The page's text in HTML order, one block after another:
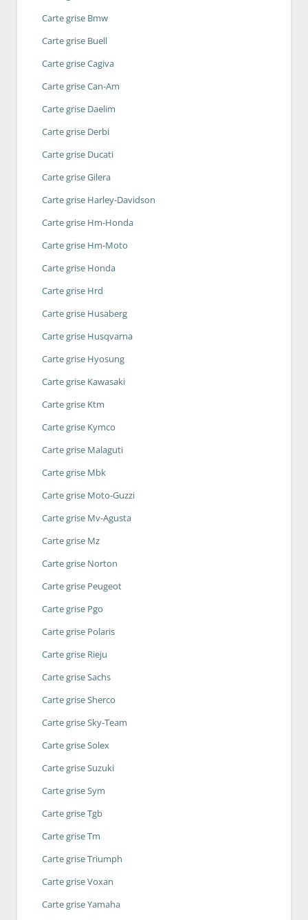
Carte grise Bmw
Carte grise Buell
Carte grise Cagiva
Carte grise Can-Am
Carte grise Daelim
Carte grise Derbi
Carte grise Ducati
Carte grise Gilera
Carte grise Harley-Davidson
Carte grise Hm-Honda
Carte grise Hm-Moto
Carte grise Honda
Carte grise Hrd
Carte grise Husaberg
Carte grise Husqvarna
Carte grise Hyosung
Carte grise Kawasaki
Carte grise Ktm
Carte grise Kymco
Carte grise Malaguti
Carte grise Mbk
Carte grise Moto-Guzzi
Carte grise Mv-Agusta
Carte grise Mz
Carte grise Norton
Carte grise Peugeot
Carte grise Pgo
Carte grise Polaris
Carte grise Rieju
Carte grise Sachs
Carte grise Sherco
Carte grise Sky-Team
Carte grise Solex
Carte grise Suzuki
Carte grise Sym
Carte grise Tgb
Carte grise Tm
Carte grise Triumph
Carte grise Voxan
Carte grise Yamaha